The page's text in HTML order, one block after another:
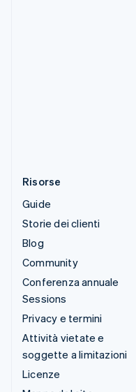
Risorse
Guide
Storie dei clienti
Blog
Community
Conferenza annuale
Sessions
Privacy e termini
Attività vietate e
soggette a limitazioni
Licenze